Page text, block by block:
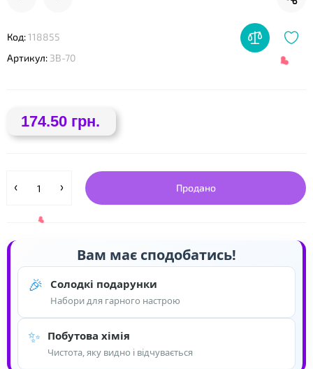
Код:118855
Артикул: 3B-70
174.50 грн.
Продано
Вам має сподобатись!
🎉 Солодкі подарунки
Набори для гарного настрою
✨ Побутова хімія
Чистота, яку видно і відчувається
❤